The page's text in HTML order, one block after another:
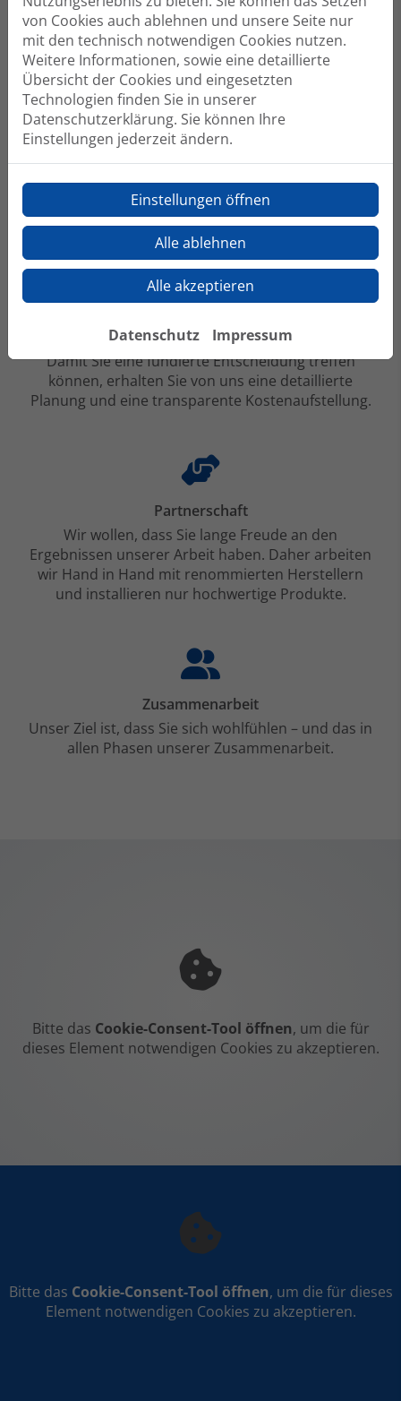
Verlässlichkeit
Wir machen Ihr Projekt zu unserem – von der
ersten Planung bis zur fertigen Umsetzung.
Individuelle Beratung
Wir wollen, dass Ihre Lösung genau zu Ihren
Wünschen passt. Deshalb nehmen wir uns Zeit für
Sie und beraten Sie umfassend und individuell.
Transparenz
Damit Sie eine fundierte Entscheidung treffen
können, erhalten Sie von uns eine detaillierte
Planung und eine transparente Kostenaufstellung.
Partnerschaft
Wir wollen, dass Sie lange Freude an den
Ergebnissen unserer Arbeit haben. Daher arbeiten
wir Hand in Hand mit renommierten Herstellern
und installieren nur hochwertige Produkte.
Zusammenarbeit
Unser Ziel ist, dass Sie sich wohlfühlen – und das in
allen Phasen unserer Zusammenarbeit.
Bitte das Cookie-Consent-Tool öffnen, um die für
dieses Element notwendigen Cookies zu akzeptieren.
Bitte das Cookie-Consent-Tool öffnen, um die für dieses
Element notwendigen Cookies zu akzeptieren.
von Cookies auch ablehnen und unsere Seite nur
mit den technisch notwendigen Cookies nutzen.
Weitere Informationen, sowie eine detaillierte
Übersicht der Cookies und eingesetzten
Technologien finden Sie in unserer
Datenschutzerklärung. Sie können Ihre
Einstellungen jederzeit ändern.
Einstellungen öffnen
Alle ablehnen
Alle akzeptieren
Datenschutz Impressum